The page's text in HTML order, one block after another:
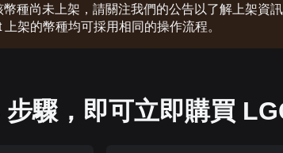
種尚未上架，請關注我們的公告以了解上架資
架的幣種均可採用相同的操作流程。
步驟，即可立即購買